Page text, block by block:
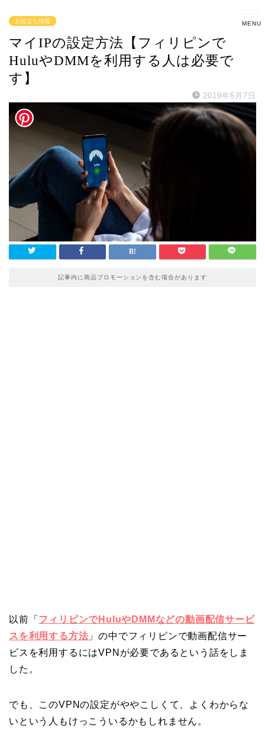
お役立ち情報
マイIPの設定方法【フィリピンで
HuluやDMMを利用する人は必要で
す】
2019年6月7日
記事内に商品プロモーションを含む場合があります
以前「 フィリピンでHuluやDMMなどの動画配信サービ
スを利用する方法 」の中でフィリピンで動画配信サー
ビスを利用するにはVPNが必要であるという話をしま
した。
でも、このVPNの設定がややこしくて、よくわからな
いという人もけっこういるかもしれません。